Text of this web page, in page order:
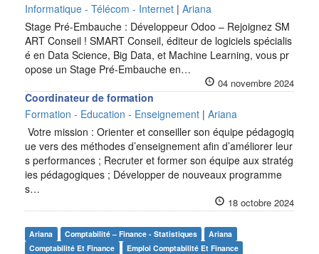
Informatique - Télécom - Internet | Ariana
Stage Pré-Embauche : Développeur Odoo – Rejoignez SM
ART Conseil ! SMART Conseil, éditeur de logiciels spécialis
é en Data Science, Big Data, et Machine Learning, vous pr
opose un Stage Pré-Embauche en…
04 novembre 2024
Coordinateur de formation
Formation - Education - Enseignement | Ariana
Votre mission : Orienter et conseiller son équipe pédagogiq
ue vers des méthodes d’enseignement afin d’améliorer leur
s performances ; Recruter et former son équipe aux stratég
ies pédagogiques ; Développer de nouveaux programme
s…
18 octobre 2024
Ariana Comptabilité – Finance - Statistiques
Ariana
Comptabilité Et Finance
Emploi Comptabilité Et Finance